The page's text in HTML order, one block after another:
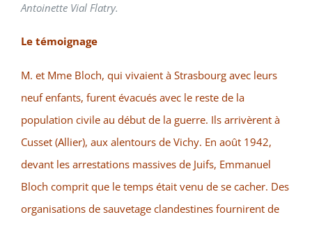
Antoinette Vial Flatry.
Le témoignage
M. et Mme Bloch, qui vivaient à Strasbourg avec leurs
neuf enfants, furent évacués avec le reste de la
population civile au début de la guerre. Ils arrivèrent à
Cusset (Allier), aux alentours de Vichy. En août 1942,
devant les arrestations massives de Juifs, Emmanuel
Bloch comprit que le temps était venu de se cacher. Des
organisations de sauvetage clandestines fournirent de